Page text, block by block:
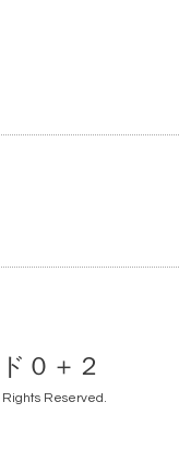
０＋２
Rights Reserved.